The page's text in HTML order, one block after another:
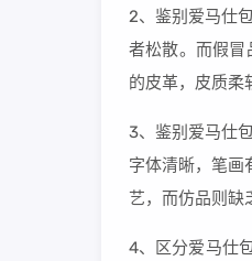
2、鉴别爱马仕
者松散。而假冒
的皮革，皮质柔
3、鉴别爱马仕
字体清晰，笔画
艺，而仿品则缺
4、区分爱马仕